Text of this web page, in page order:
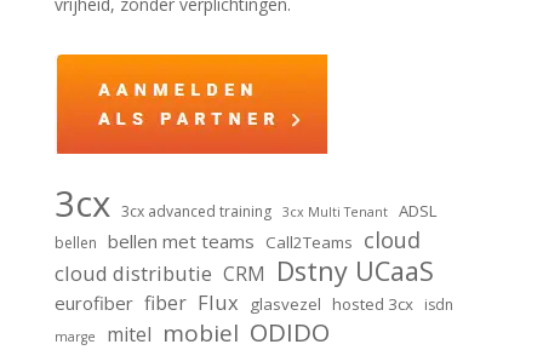
3cx 3cx advanced training 3cx Multi Tenant ADSL
bellen bellen met teams Call2Teams cloud
cloud distributie CRM Dstny UCaaS
eurofiber fiber Flux glasvezel hosted 3cx isdn
marge mitel mobiel ODIDO